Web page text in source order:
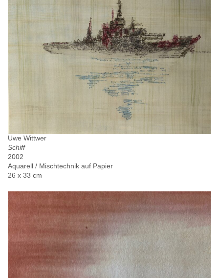
Uwe Wittwer
Schiff
2002
Aquarell / Mischtechnik auf Papier
26 x 33 cm